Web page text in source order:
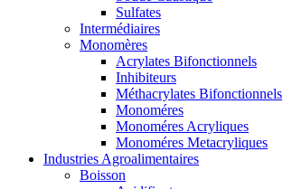
Sulfates
Intermédiaires
Monomères
Acrylates Bifonctionnels
Inhibiteurs
Méthacrylates Bifonctionnels
Monoméres
Monoméres Acryliques
Monoméres Metacryliques
Industries Agroalimentaires
Boisson